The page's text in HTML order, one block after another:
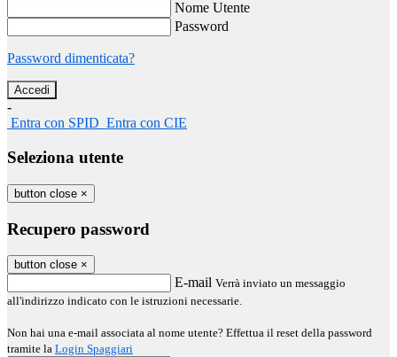
Nome Utente
Password
Password dimenticata?
-
Entra con SPID Entra con CIE
Seleziona utente
button close ×
Recupero password
button close ×
E-mail Verrà inviato un messaggio
all'indirizzo indicato con le istruzioni necessarie.
Non hai una e-mail associata al nome utente? Effettua il reset della password
tramite la Login Spaggiari